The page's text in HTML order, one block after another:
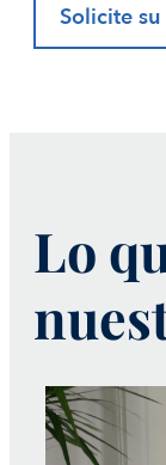
Solicite
Lo